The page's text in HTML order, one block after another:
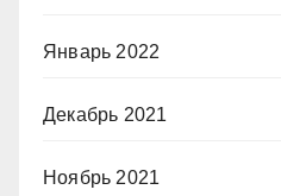
Январь 2022
Декабрь 2021
Ноябрь 2021